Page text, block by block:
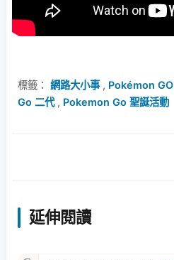
標籤： 網路大小事, Pokémon GO
Go 二代, Pokemon Go 聖誕活動
延伸閱讀